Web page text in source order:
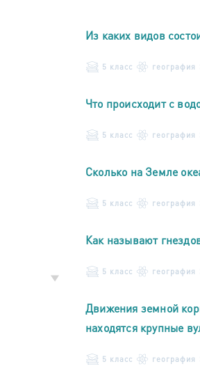
Из каких видов
5 класс география
Что происходит с
5 класс география
Сколько на Земле
5 класс география
Как называют
5 класс география
Движения земной
находятся крупные
5 класс география